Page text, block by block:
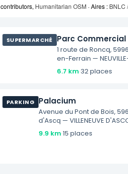
contributors, Humanitarian OSM · Aires : BNLC
SUPERMARCHÉ Parc Commercial
1 route de Roncq,
en-Ferrain —
6.7 km·32 places
PARKING Palacium
Avenue du Pont de Bois,
d'Ascq — VILLENEUVE
9.9 km·15 places